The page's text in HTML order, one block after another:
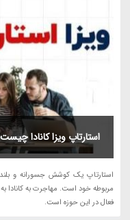
استارتاپ ویزا کانادا
استارتاپ یک کوشش جسورانه و
مربوطه خود است. مهاجرت به کانادا به
فعال در این حوزه است.